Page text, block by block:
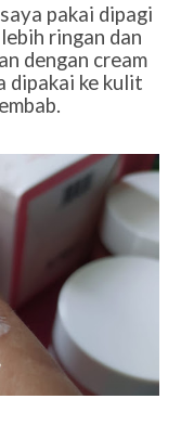
pakai dipagi
ringan dan
dengan cream
dipakai ke kulit